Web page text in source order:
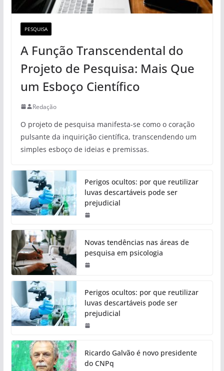
PESQUISA
A Função Transcendental do
Projeto de Pesquisa: Mais Que
um Esboço Científico
Redação
O projeto de pesquisa manifesta-se como o coração
pulsante da inquirição científica, transcendendo um
simples esboço de ideias e premissas.
Perigos ocultos: por que reutilizar
luvas descartáveis pode ser
prejudicial
Novas tendências nas áreas de
pesquisa em psicologia
Perigos ocultos: por que reutilizar
luvas descartáveis pode ser
prejudicial
Ricardo Galvão é novo presidente
do CNPq